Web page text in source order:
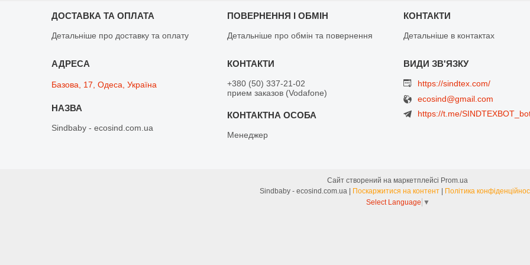
ДОСТАВКА ТА ОПЛАТА
Детальніше про доставку та оплату
ПОВЕРНЕННЯ І ОБМІН
Детальніше про обмін та повернення
КОНТАКТИ
Детальніше в контактах
Базова, 17, Одеса, Україна
Sindbaby - ecosind.com.ua
+380 (50) 337-21-02
прием заказов (Vodafone)
Менеджер
https://sindtex.com/
ecosind@gmail.com
https://t.me/
Сайт створений на маркетплейсі Prom.ua
Поскаржитися на контент
Політика
Select Language ▼